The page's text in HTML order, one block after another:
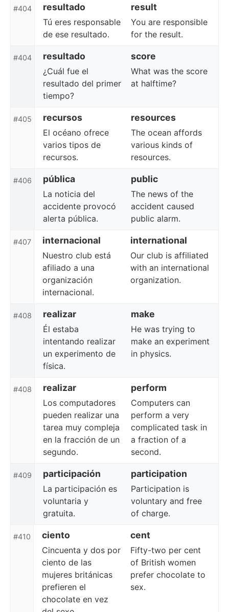
#404 resultado result
Tú eres responsable
de ese resultado.
You are responsible
for the result.
#404 resultado score
¿Cuál fue el
resultado del primer
tiempo?
What was the score
at halftime?
#405 recursos resources
El océano ofrece
varios tipos de
recursos.
The ocean affords
various kinds of
resources.
#406 pública public
La noticia del
accidente provocó
alerta pública.
The news of the
accident caused
public alarm.
#407 internacional international
Nuestro club está
afiliado a una
organización
internacional.
Our club is affiliated
with an international
organization.
#408 realizar make
Él estaba
intentando realizar
un experimento de
física.
He was trying to
make an experiment
in physics.
#408 realizar perform
Los computadores
pueden realizar una
tarea muy compleja
en la fracción de un
segundo.
Computers can
perform a very
complicated task in
a fraction of a
second.
#409 participación participation
La participación es
voluntaria y
gratuita.
Participation is
voluntary and free
of charge.
#410 ciento cent
Cincuenta y dos por
ciento de las
mujeres británicas
prefieren el
chocolate en vez
Fifty-two per cent
of British women
prefer chocolate to
sex.